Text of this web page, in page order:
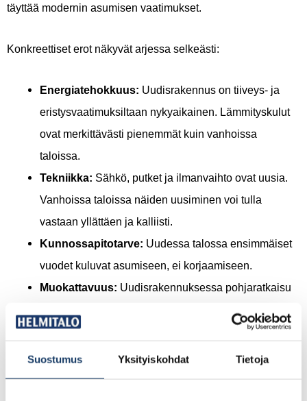
Suostumus Yksityiskohdat Tietoja
täyttää modernin asumisen vaatimukset.
Konkreettiset erot näkyvät arjessa selkeästi:
Energiatehokkuus: Uudisrakennus on tiiveys- ja
eristysvaatimuksiltaan nykyaikainen. Lämmityskulut
ovat merkittävästi pienemmät kuin vanhoissa
taloissa.
Tekniikka: Sähkö, putket ja ilmanvaihto ovat uusia.
Vanhoissa taloissa näiden uusiminen voi tulla
vastaan yllättäen ja kalliisti.
Kunnossapitotarve: Uudessa talossa ensimmäiset
vuodet kuluvat asumiseen, ei korjaamiseen.
Muokattavuus: Uudisrakennuksessa pohjaratkaisu
Hankintaprosessi:
Vanha talo ostetaan sellaisena
kuin se on. Uudisrakennus rakennetaan asiakkaan
tarpeiden pohjalta.